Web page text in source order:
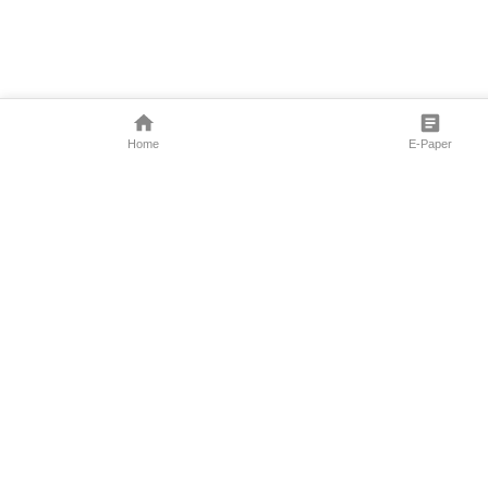
Home E-Paper